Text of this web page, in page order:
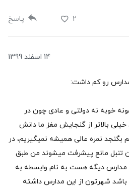
2 پاسخ
14 اسفند 1399
رو کم داشت:
خوبه نه دولتی و عادی چون در
بالاتر از گنجایش مغز ما دانش
بگنجد نمره عالی همیشه نمیگیریم، در
تنبل مانع پیشرفت میشوند من طبق
دیگه هست به نام وابسطه به
شهرتون از این مدارس داشته